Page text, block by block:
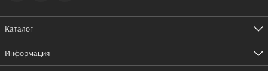
Каталог
Одежда
Обувь
Аксессуары
Информация